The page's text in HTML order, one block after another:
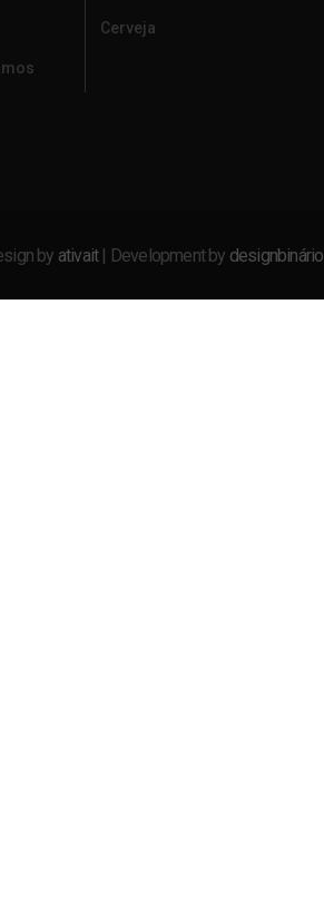
Cerveja
by ativait| Development by designbinário